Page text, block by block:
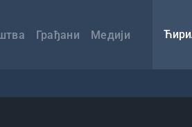
Грађани Медији